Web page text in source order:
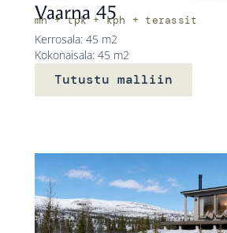
Vaarna 45
mh + tpk + kph + terassit
Kerrosala: 45 m2
Kokonaisala: 45 m2
Tutustu malliin